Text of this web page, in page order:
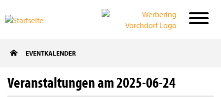
zum
EVENTKALENDER
Veranstaltungen am 2025-06-24